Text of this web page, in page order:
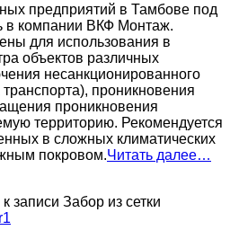
предприятий в Тамбове под
в компании ВКФ Монтаж.
для использования в
объектов различных
несанкционированного
проникновения
проникновения
территорию. Рекомендуется
в сложных климатических
покровом.Читать далее…
к записи Забор из сетки